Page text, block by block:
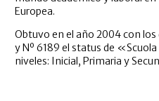
Europea.
Obtuvo en el año 2004 con
y Nº 6189 el status de
niveles: Inicial, Primaria y